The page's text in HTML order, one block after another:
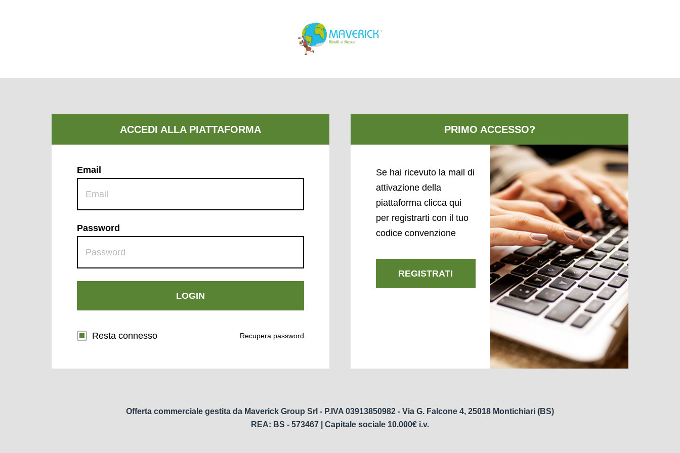
Email
Password
LOGIN
Resta connesso Recupera password
Se hai ricevuto la mail di
attivazione della
piattaforma clicca qui
per registrarti con il tuo
codice convenzione
REGISTRATI
Offerta commerciale gestita da Maverick Group Srl - P.IVA 03913850982 - Via G. Falcone 4, 25018 Montichiari (BS)
REA: BS - 573467 | Capitale sociale 10.000€ i.v.